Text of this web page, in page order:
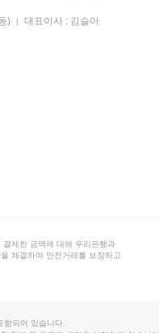
)
대표이사 : 김슬아
결제한 금액에 대해 우리은행과
체결하여 안전거래를 보장하고
되어 있습니다.